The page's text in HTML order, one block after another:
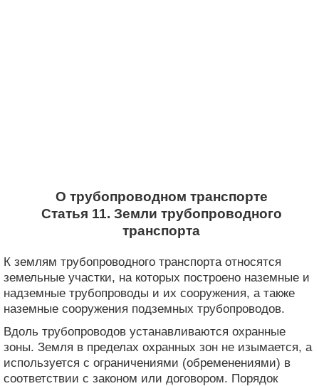
О трубопроводном транспорте
Статья 11. Земли трубопроводного
транспорта
К землям трубопроводного транспорта относятся
земельные участки, на которых построено наземные и
надземные трубопроводы и их сооружения, а также
наземные сооружения подземных трубопроводов.
Вдоль трубопроводов устанавливаются охранные
зоны. Земля в пределах охранных зон не изымается, а
используется с ограничениями (обременениями) в
соответствии с законом или договором. Порядок